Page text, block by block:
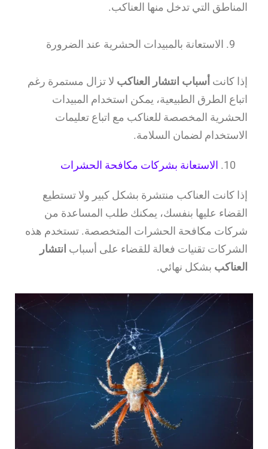
المناطق التي تدخل منها العناكب.
الاستعانة بالمبيدات الحشرية عند الضرورة
إذا كانت أسباب انتشار العناكب لا تزال مستمرة رغم
اتباع الطرق الطبيعية، يمكن استخدام المبيدات
الحشرية المخصصة للعناكب مع اتباع تعليمات
الاستخدام لضمان السلامة.
الاستعانة بشركات مكافحة الحشرات
إذا كانت العناكب منتشرة بشكل كبير ولا تستطيع
القضاء عليها بنفسك، يمكنك طلب المساعدة من
شركات مكافحة الحشرات المتخصصة. تستخدم هذه
الشركات تقنيات فعالة للقضاء على أسباب انتشار
العناكب بشكل نهائي.